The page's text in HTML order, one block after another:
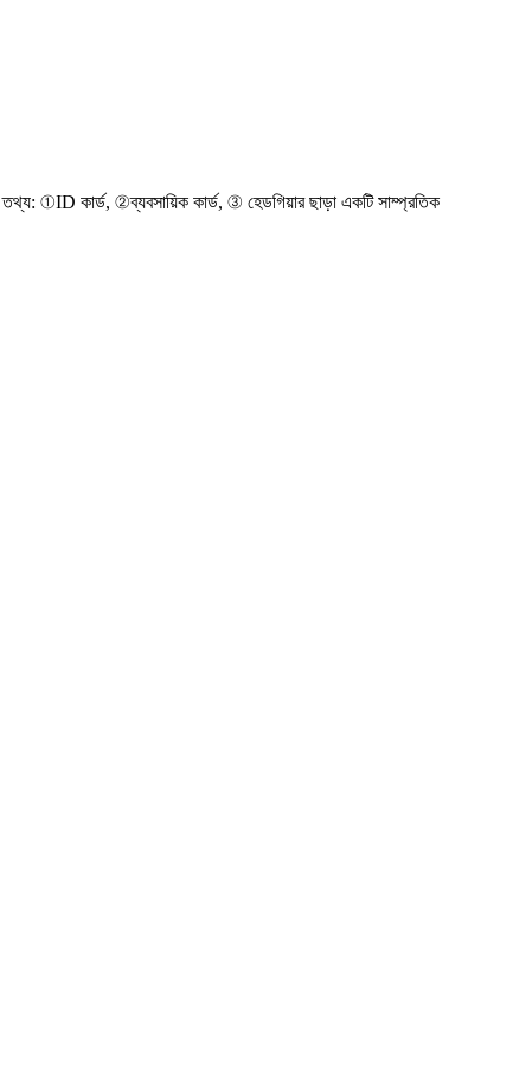
①ID কার্ড, ②ব্যবসায়িক কার্ড, ③ হেডগিয়ার ছাড়া একটি সাম্প্রতিক